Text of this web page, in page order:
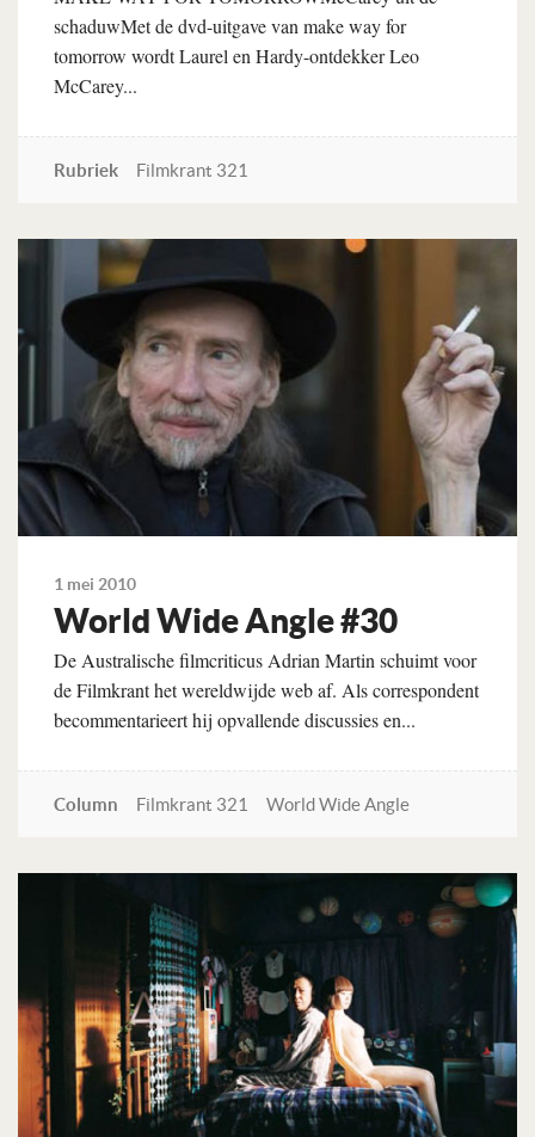
schaduwMet de dvd-uitgave van make way for
tomorrow wordt Laurel en Hardy-ontdekker Leo
McCarey...
Rubriek Filmkrant 321
Lees verder
1 mei 2010
World Wide Angle #30
De Australische filmcriticus Adrian Martin schuimt voor
de Filmkrant het wereldwijde web af. Als correspondent
becommentarieert hij opvallende discussies en...
Column Filmkrant 321 World Wide Angle
Lees verder